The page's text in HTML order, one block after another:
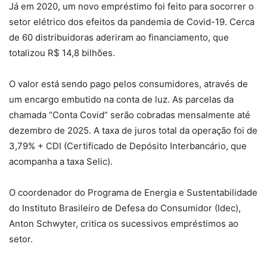
Já em 2020, um novo empréstimo foi feito para socorrer o
setor elétrico dos efeitos da pandemia de Covid-19. Cerca
de 60 distribuidoras aderiram ao financiamento, que
totalizou R$ 14,8 bilhões.
O valor está sendo pago pelos consumidores, através de
um encargo embutido na conta de luz. As parcelas da
chamada “Conta Covid” serão cobradas mensalmente até
dezembro de 2025. A taxa de juros total da operação foi de
3,79% + CDI (Certificado de Depósito Interbancário, que
acompanha a taxa Selic).
O coordenador do Programa de Energia e Sustentabilidade
do Instituto Brasileiro de Defesa do Consumidor (Idec),
Anton Schwyter, critica os sucessivos empréstimos ao
setor.